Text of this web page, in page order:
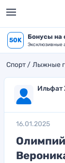
50K Бонусы на
Эксклюзивные
Спорт Лыжные
Ильфат
16.01.2025